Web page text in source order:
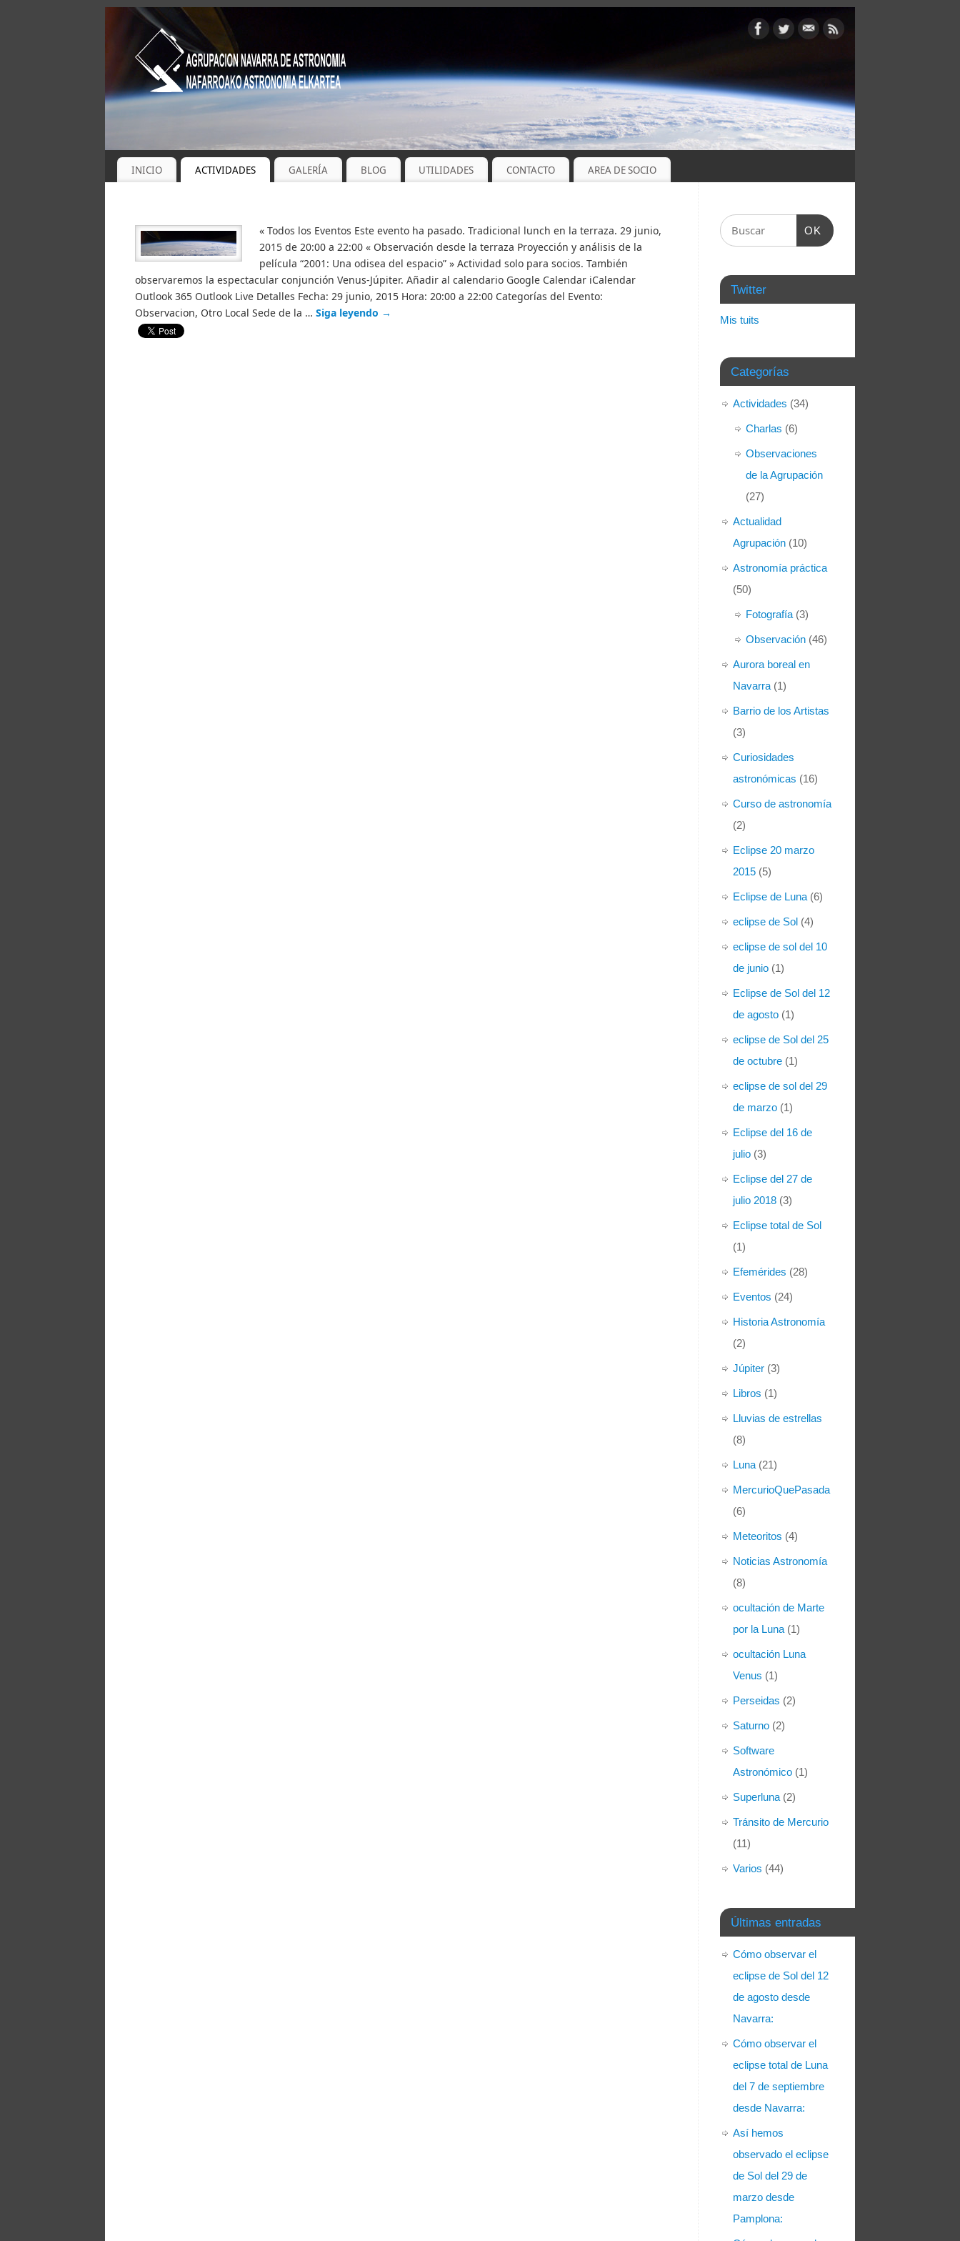
INICIO ACTIVIDADES GALERÍA BLOG UTILIDADES CONTACTO AREA DE SOCIO
« Todos los Eventos Este evento ha pasado. Tradicional lunch en la terraza. 29 junio,
2015 de 20:00 a 22:00 « Observación desde la terraza Proyección y análisis de la
película “2001: Una odisea del espacio” » Actividad solo para socios. También
observaremos la espectacular conjunción Venus-Júpiter. Añadir al calendario Google Calendar iCalendar
Outlook 365 Outlook Live Detalles Fecha: 29 junio, 2015 Hora: 20:00 a 22:00 Categorías del Evento:
Observacion, Otro Local Sede de la … Siga leyendo →
OK
Twitter
Mis tuits
Categorías
Actividades (34)
Charlas (6)
Observaciones
de la Agrupación
(27)
Actualidad
Agrupación (10)
Astronomía práctica
(50)
Fotografía (3)
Observación (46)
Aurora boreal en
Navarra (1)
Barrio de los Artistas
(3)
Curiosidades
astronómicas (16)
Curso de astronomía
(2)
Eclipse 20 marzo
2015 (5)
Eclipse de Luna (6)
eclipse de Sol (4)
eclipse de sol del 10
de junio (1)
Eclipse de Sol del 12
de agosto (1)
eclipse de Sol del 25
de octubre (1)
eclipse de sol del 29
de marzo (1)
Eclipse del 16 de
julio (3)
Eclipse del 27 de
julio 2018 (3)
Eclipse total de Sol
(1)
Efemérides (28)
Eventos (24)
Historia Astronomía
(2)
Júpiter (3)
Libros (1)
Lluvias de estrellas
(8)
Luna (21)
MercurioQuePasada
(6)
Meteoritos (4)
Noticias Astronomía
(8)
ocultación de Marte
por la Luna (1)
ocultación Luna
Venus (1)
Perseidas (2)
Saturno (2)
Software
Astronómico (1)
Superluna (2)
Tránsito de Mercurio
(11)
Varios (44)
Últimas entradas
Cómo observar el
eclipse de Sol del 12
de agosto desde
Navarra:
Cómo observar el
eclipse total de Luna
del 7 de septiembre
desde Navarra:
Así hemos
observado el eclipse
de Sol del 29 de
marzo desde
Pamplona: